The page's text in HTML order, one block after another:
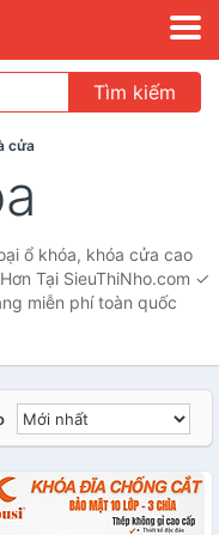
Tìm kiếm
cửa
ổ khóa, khóa cửa cao
Tại SieuThiNho.com ✓
miễn phí toàn quốc